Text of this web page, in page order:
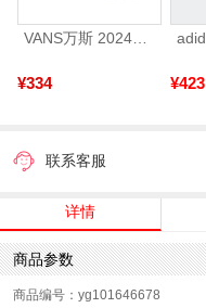
VANS万斯 2024年新款中性OldSkool帆布鞋/硫化鞋VN000D3HY28（延续款）
¥334 ¥423
联系客服
详情
商品参数
商品编号：yg101646678